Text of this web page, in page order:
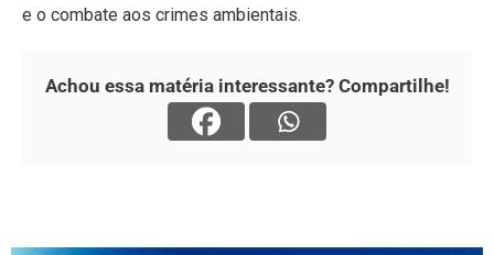
e o combate aos crimes ambientais.
Achou essa matéria interessante? Compartilhe!